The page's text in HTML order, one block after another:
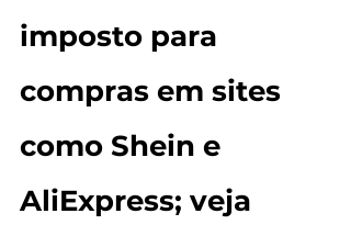
imposto para
compras em sites
como Shein e
AliExpress; veja